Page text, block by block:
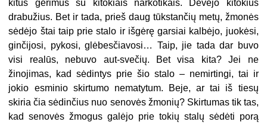
kitus gėrimus su kitokiais narkotikais. Dėvėjo kitokius
drabužius. Bet ir tada, prieš daug tūkstančių metų, žmonės
sėdėjo štai taip prie stalo ir išgėrę garsiai kalbėjo, juokėsi,
ginčijosi, pykosi, glėbesčiavosi… Taip, jie tada dar buvo
visi realūs, nebuvo aut-svečių. Bet visa kita? Jei ne
žinojimas, kad sėdintys prie šio stalo – nemirtingi, tai ir
jokio esminio skirtumo nematytum. Beje, ar tai iš tiesų
skiria čia sėdinčius nuo senovės žmonių? Skirtumas tik tas,
kad senovės žmogus galėjo prie tokių stalų sėdėti porą